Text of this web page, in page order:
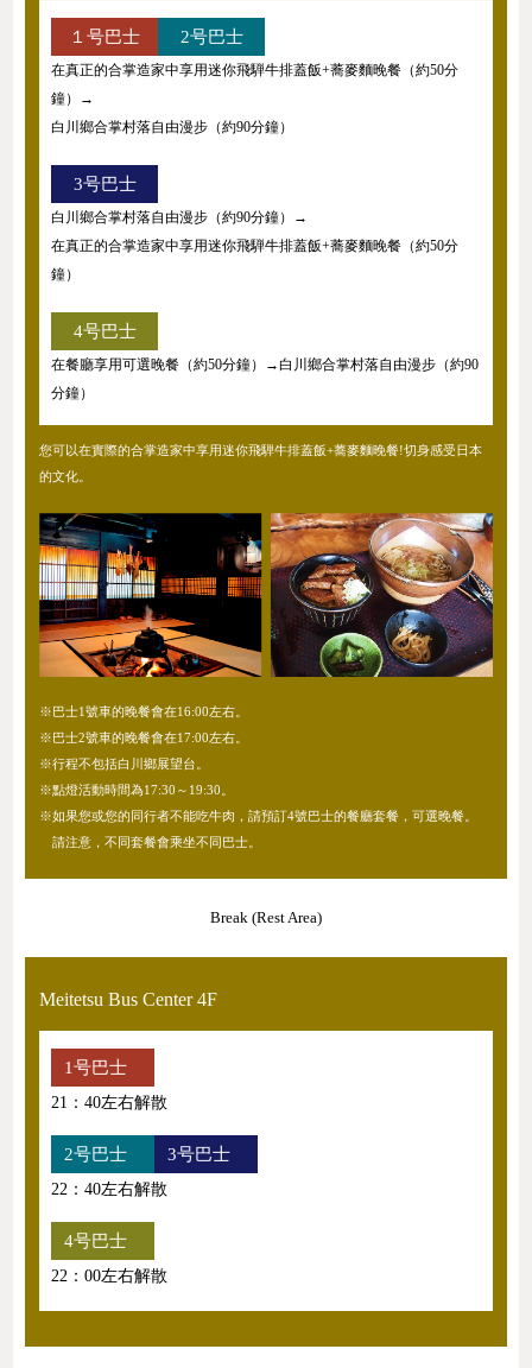
１号巴士 2号巴士
在真正的合掌造家中享用迷你飛騨牛排蓋飯+蕎麥麵晚餐（約50分
鐘）→
白川鄉合掌村落自由漫步（約90分鐘）
3号巴士
白川鄉合掌村落自由漫步（約90分鐘）→
在真正的合掌造家中享用迷你飛騨牛排蓋飯+蕎麥麵晚餐（約50分
鐘）
4号巴士
在餐廳享用可選晚餐（約50分鐘）→白川鄉合掌村落自由漫步（約90
分鐘）
您可以在實際的合掌造家中享用迷你飛騨牛排蓋飯+蕎麥麵晚餐!切身感受日本
的文化。
※巴士1號車的晚餐會在16:00左右。
※巴士2號車的晚餐會在17:00左右。
※行程不包括白川鄉展望台。
※點燈活動時間為17:30～19:30。
※如果您或您的同行者不能吃牛肉，請預訂4號巴士的餐廳套餐，可選晚餐。
請注意，不同套餐會乘坐不同巴士。
Break (Rest Area)
Meitetsu Bus Center 4F
1号巴士
21：40左右解散
2号巴士 3号巴士
22：40左右解散
4号巴士
22：00左右解散